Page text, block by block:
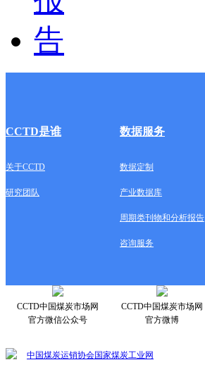
CCTD是谁 数据服务
关于CCTD 数据定制
研究团队 产业数据库
周期类刊物和分析报告
咨询服务
CCTD中国煤炭市场网
官方微信公众号
CCTD中国煤炭市场网
官方微博
中国煤炭运销协会国家煤炭工业网